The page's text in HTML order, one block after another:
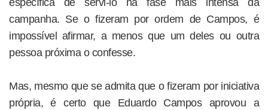
específica de servi-lo na fase mais intensa da
campanha. Se o fizeram por ordem de Campos, é
impossível afirmar, a menos que um deles ou outra
pessoa próxima o confesse.
Mas, mesmo que se admita que o fizeram por iniciativa
própria, é certo que Eduardo Campos aprovou a